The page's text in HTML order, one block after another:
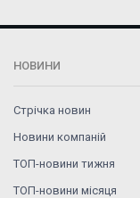
НОВИНИ
Стрічка новин
Новини компаній
ТОП-новини тижня
ТОП-новини місяця